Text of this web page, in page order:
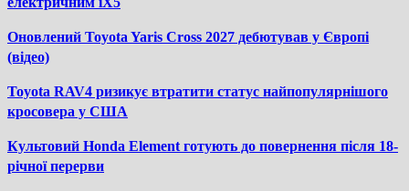
Оновлений Toyota Yaris Cross 2027 дебютував у Європі
(відео)
Toyota RAV4 ризикує втратити статус найпопулярнішого
кросовера у США
Культовий Honda Element готують до повернення після 18-
річної перерви